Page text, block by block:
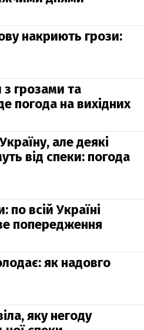
накриють грози:
грозами та
погода на вихідних
але деякі
від спеки: погода
по всій Україні
попередження
як надовго
яку негоду